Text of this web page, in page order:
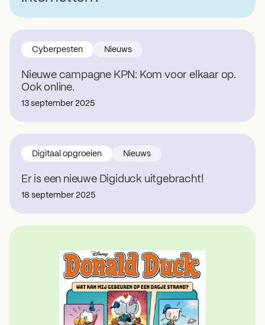
Nieuwe campagne KPN: Kom voor elkaar op.
Ook online.
Cyberpesten Nieuws
13 september 2025
Er is een nieuwe Digiduck uitgebracht!
Digitaal opgroeien Nieuws
18 september 2025